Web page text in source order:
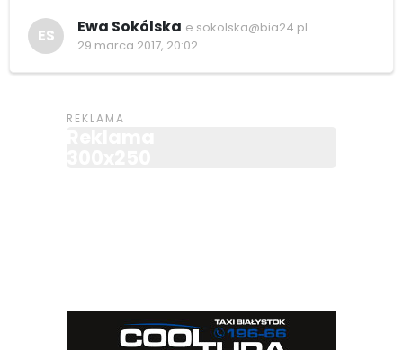
ES Ewa Sokólska e.sokolska@bia24.pl
29 marca 2017, 20:02